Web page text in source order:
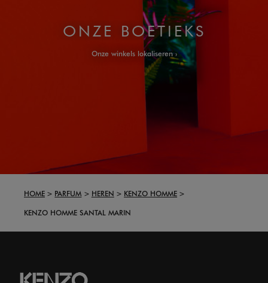
ONZE BOETIEKS
Onze winkels lokaliseren
HOME PARFUM HEREN
KENZO HOMME
KENZO HOMME SANTAL MARIN